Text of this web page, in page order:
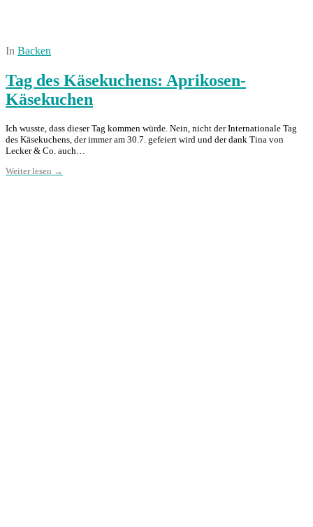
In Backen
Tag des Käsekuchens: Aprikosen-
Käsekuchen
Ich wusste, dass dieser Tag kommen würde. Nein, nicht der Internationale Tag
des Käsekuchens, der immer am 30.7. gefeiert wird und der dank Tina von
Lecker & Co. auch…
Weiter lesen →